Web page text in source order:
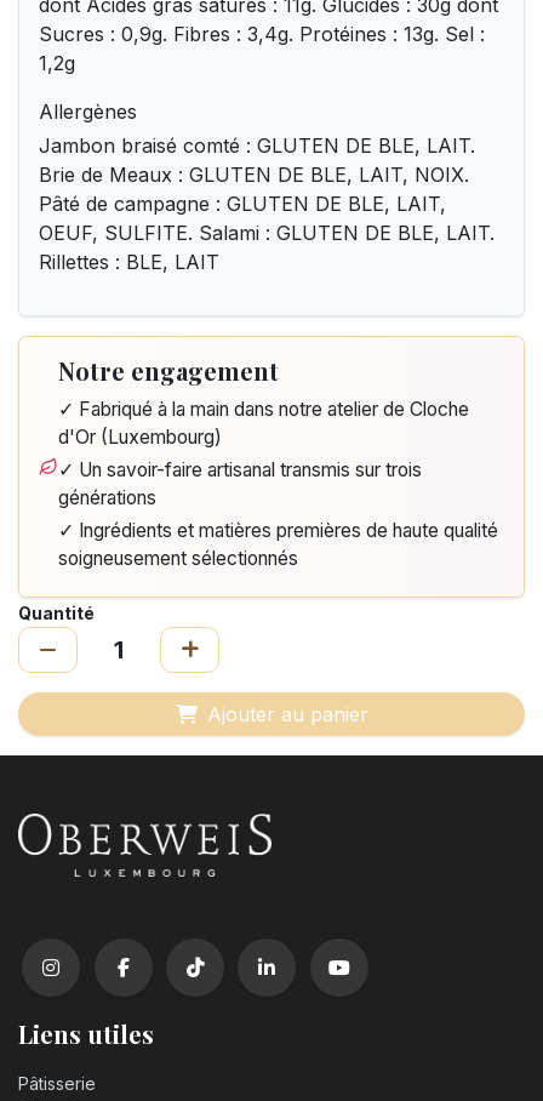
dont Acides gras saturés : 11g. Glucides : 30g dont
Sucres : 0,9g. Fibres : 3,4g. Protéines : 13g. Sel :
1,2g
Allergènes
Jambon braisé comté : GLUTEN DE BLE, LAIT.
Brie de Meaux : GLUTEN DE BLE, LAIT, NOIX.
Pâté de campagne : GLUTEN DE BLE, LAIT,
OEUF, SULFITE. Salami : GLUTEN DE BLE, LAIT.
Rillettes : BLE, LAIT
Notre engagement
✓ Fabriqué à la main dans notre atelier de Cloche
d'Or (Luxembourg)
✓ Un savoir-faire artisanal transmis sur trois
générations
✓ Ingrédients et matières premières de haute qualité
soigneusement sélectionnés
Quantité
Ajouter au panier
Liens utiles
Pâtisserie